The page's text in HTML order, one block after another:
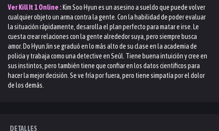
VerKill It 1Online : Kim Soo Hyun es un asesino a sueldo que puede volver
cualquier objeto un arma contra la gente. Con la habilidad de poder evaluar
la situación rápidamente, desarolla el plan perfecto para matar e irse. Le
cuesta crear relaciones con la gente alrededor suya, pero siempre busca
amor. Do Hyun Jin se graduó en lo más alto de su clase en la academia de
policia y trabaja como una detective en Seúl. Tiene buena intuición y cree en
sus instintos, pero también tiene que confiar en los datos cientificos para
hacer la mejor decisión. Se ve fría por fuera, pero tiene simpatía por el dolor
de los demás.
DETALLES